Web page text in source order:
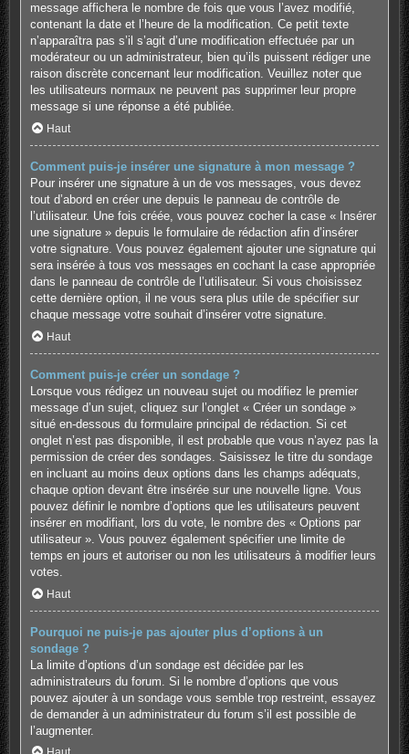
message affichera le nombre de fois que vous l’avez modifié,
contenant la date et l’heure de la modification. Ce petit texte
n’apparaîtra pas s’il s’agit d’une modification effectuée par un
modérateur ou un administrateur, bien qu’ils puissent rédiger une
raison discrète concernant leur modification. Veuillez noter que
les utilisateurs normaux ne peuvent pas supprimer leur propre
message si une réponse a été publiée.
Haut
Comment puis-je insérer une signature à mon message ?
Pour insérer une signature à un de vos messages, vous devez
tout d’abord en créer une depuis le panneau de contrôle de
l’utilisateur. Une fois créée, vous pouvez cocher la case « Insérer
une signature » depuis le formulaire de rédaction afin d’insérer
votre signature. Vous pouvez également ajouter une signature qui
sera insérée à tous vos messages en cochant la case appropriée
dans le panneau de contrôle de l’utilisateur. Si vous choisissez
cette dernière option, il ne vous sera plus utile de spécifier sur
chaque message votre souhait d’insérer votre signature.
Haut
Comment puis-je créer un sondage ?
Lorsque vous rédigez un nouveau sujet ou modifiez le premier
message d’un sujet, cliquez sur l’onglet « Créer un sondage »
situé en-dessous du formulaire principal de rédaction. Si cet
onglet n’est pas disponible, il est probable que vous n’ayez pas la
permission de créer des sondages. Saisissez le titre du sondage
en incluant au moins deux options dans les champs adéquats,
chaque option devant être insérée sur une nouvelle ligne. Vous
pouvez définir le nombre d’options que les utilisateurs peuvent
insérer en modifiant, lors du vote, le nombre des « Options par
utilisateur ». Vous pouvez également spécifier une limite de
temps en jours et autoriser ou non les utilisateurs à modifier leurs
votes.
Haut
Pourquoi ne puis-je pas ajouter plus d’options à un
sondage ?
La limite d’options d’un sondage est décidée par les
administrateurs du forum. Si le nombre d’options que vous
pouvez ajouter à un sondage vous semble trop restreint, essayez
de demander à un administrateur du forum s’il est possible de
l’augmenter.